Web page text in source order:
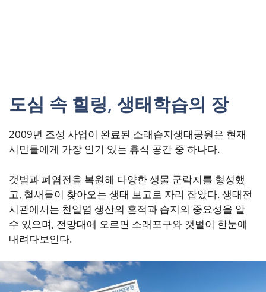
도심 속 힐링, 생태학습의 장
2009년 조성 사업이 완료된 소래습지생태공원은 현재
시민들에게 가장 인기 있는 휴식 공간 중 하나다.
갯벌과 폐염전을 복원해 다양한 생물 군락지를 형성했
고, 철새들이 찾아오는 생태 보고로 자리 잡았다. 생태전
시관에서는 천일염 생산의 흔적과 습지의 중요성을 알
수 있으며, 전망대에 오르면 소래포구와 갯벌이 한눈에
내려다보인다.